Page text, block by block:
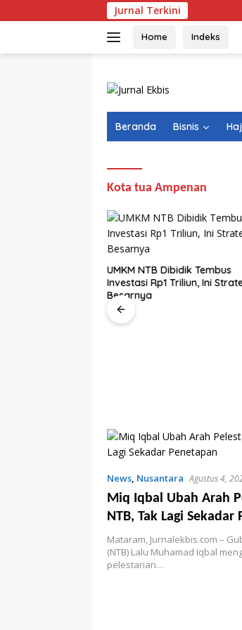
ke
Jurnal Terkini
Home Indeks
Beranda Bisnis
Kota tua Ampenan
UMKM NTB Dibidik Tembus
Investasi Rp1 Triliun, Ini
Besarnya
News, Nusantara Agustus 4,
Miq Iqbal Ubah Arah
NTB, Tak Lagi Sekadar
Mataram, Jurnalekbis.com –
(NTB) Lalu Muhamad Iqbal
pelestarian…